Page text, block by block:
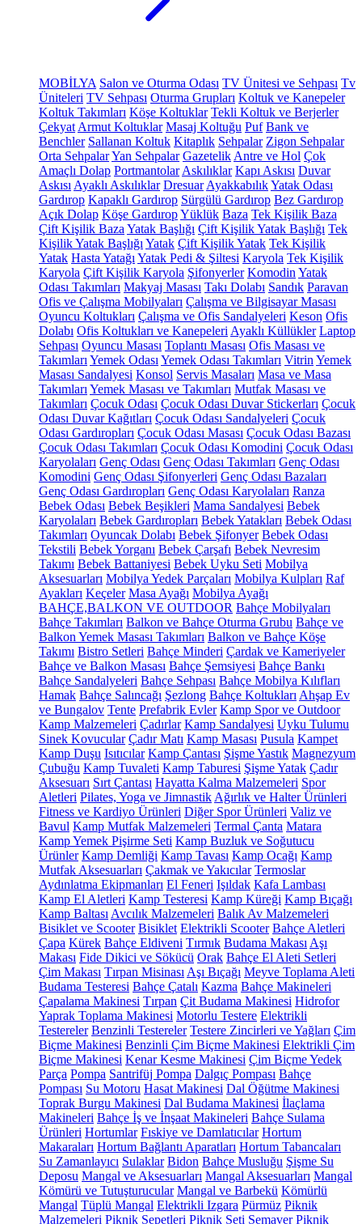
MOBİLYA Salon ve Oturma Odası TV Ünitesi ve Sehpası Tv
Üniteleri TV Sehpası Oturma Grupları Koltuk ve Kanepeler
Koltuk Takımları Köşe Koltuklar Tekli Koltuk ve Berjerler
Çekyat Armut Koltuklar Masaj Koltuğu Puf Bank ve
Benchler Sallanan Koltuk Kitaplık Sehpalar Zigon Sehpalar
Orta SehpalarYan Sehpalar Gazetelik Antre ve Hol Çok
Amaçlı Dolap Portmantolar Askılıklar Kapı Askısı Duvar
Askısı Ayaklı Askılıklar Dresuar AyakkabılıkYatak Odası
Gardırop Kapaklı Gardırop Sürgülü Gardırop Bez Gardırop
Açık Dolap Köşe GardıropYüklük Baza Tek Kişilik Baza
Çift Kişilik Baza Yatak Başlığı Çift Kişilik Yatak Başlığı Tek
Kişilik Yatak Başlığı Yatak Çift Kişilik Yatak Tek Kişilik
Yatak Hasta Yatağı Yatak Pedi & Şiltesi Karyola Tek Kişilik
Karyola Çift Kişilik Karyola Şifonyerler Komodin Yatak
Odası Takımları Makyaj Masası Takı Dolabı Sandık Paravan
Ofis ve Çalışma Mobilyaları Çalışma ve Bilgisayar Masası
Oyuncu Koltukları Çalışma ve Ofis Sandalyeleri Keson Ofis
Dolabı Ofis Koltukları ve Kanepeleri Ayaklı Küllükler Laptop
Sehpası Oyuncu Masası Toplantı Masası Ofis Masası ve
Takımları Yemek Odası Yemek Odası Takımları Vitrin Yemek
Masası Sandalyesi Konsol Servis Masaları Masa ve Masa
Takımları Yemek Masası ve Takımları Mutfak Masası ve
Takımları Çocuk Odası Çocuk Odası Duvar Stickerları Çocuk
Odası Duvar Kağıtları Çocuk Odası Sandalyeleri Çocuk
Odası Gardıropları Çocuk Odası Masası Çocuk Odası Bazası
Çocuk Odası Takımları Çocuk Odası Komodini Çocuk Odası
Karyolaları Genç Odası Genç Odası Takımları Genç Odası
Komodini Genç Odası Şifonyerleri Genç Odası Bazaları
Genç Odası Gardıropları Genç Odası Karyolaları Ranza
Bebek Odası Bebek Beşikleri Mama Sandalyesi Bebek
Karyolaları Bebek Gardıropları Bebek Yatakları Bebek Odası
Takımları Oyuncak Dolabı Bebek Şifonyer Bebek Odası
Tekstili Bebek Yorganı Bebek Çarşafı Bebek Nevresim
Takımı Bebek Battaniyesi Bebek Uyku Seti Mobilya
Aksesuarları Mobilya Yedek Parçaları Mobilya Kulpları Raf
Ayakları Keçeler Masa Ayağı Mobilya Ayağı
BAHÇE,BALKON VE OUTDOOR Bahçe Mobilyaları
Bahçe Takımları Balkon ve Bahçe Oturma Grubu Bahçe ve
Balkon Yemek Masası Takımları Balkon ve Bahçe Köşe
Takımı Bistro Setleri Bahçe Minderi Çardak ve Kameriyeler
Bahçe ve Balkon Masası Bahçe Şemsiyesi Bahçe Bankı
Bahçe Sandalyeleri Bahçe Sehpası Bahçe Mobilya Kılıfları
Hamak Bahçe Salıncağı Şezlong Bahçe Koltukları Ahşap Ev
ve Bungalov Tente Prefabrik Evler Kamp Spor ve Outdoor
Kamp Malzemeleri Çadırlar Kamp Sandalyesi Uyku Tulumu
Sinek Kovucular Çadır Matı Kamp Masası Pusula Kampet
Kamp Duşu Isıtıcılar Kamp Çantası Şişme Yastık Magnezyum
Çubuğu Kamp Tuvaleti Kamp Taburesi Şişme Yatak Çadır
Aksesuarı Sırt Çantası Hayatta Kalma Malzemeleri Spor
Aletleri Pilates, Yoga ve Jimnastik Ağırlık ve Halter Ürünleri
Fitness ve Kardiyo Ürünleri Diğer Spor Ürünleri Valiz ve
Bavul Kamp Mutfak Malzemeleri Termal Çanta Matara
Kamp Yemek Pişirme Seti Kamp Buzluk ve Soğutucu
Ürünler Kamp Demliği Kamp Tavası Kamp Ocağı Kamp
Mutfak Aksesuarları Çakmak ve Yakıcılar Termoslar
Aydınlatma Ekipmanları El Feneri Işıldak Kafa Lambası
Kamp El Aletleri Kamp Testeresi Kamp Küreği Kamp Bıçağı
Kamp Baltası Avcılık Malzemeleri Balık Av Malzemeleri
Bisiklet ve Scooter Bisiklet Elektrikli Scooter Bahçe Aletleri
Çapa Kürek Bahçe Eldiveni Tırmık Budama Makası Aşı
Makası Fide Dikici ve Sökücü Orak Bahçe El Aleti Setleri
Çim Makası Tırpan Misinası Aşı Bıçağı Meyve Toplama Aleti
Budama Testeresi Bahçe Çatalı Kazma Bahçe Makineleri
Çapalama Makinesi Tırpan Çit Budama Makinesi Hidrofor
Yaprak Toplama Makinesi Motorlu Testere Elektrikli
Testereler Benzinli Testereler Testere Zincirleri ve Yağları Çim
Biçme Makinesi Benzinli Çim Biçme Makinesi Elektrikli Çim
Biçme Makinesi Kenar Kesme Makinesi Çim Biçme Yedek
Parça Pompa Santrifüj Pompa Dalgıç Pompası Bahçe
Pompası Su Motoru Hasat Makinesi Dal Öğütme Makinesi
Toprak Burgu Makinesi Dal Budama Makinesi İlaçlama
Makineleri Bahçe İş ve İnşaat Makineleri Bahçe Sulama
Ürünleri Hortumlar Fıskiye ve Damlatıcılar Hortum
Makaraları Hortum Bağlantı Aparatları Hortum Tabancaları
Su Zamanlayıcı Sulaklar Bidon Bahçe Musluğu Şişme Su
Deposu Mangal ve Aksesuarları Mangal Aksesuarları Mangal
Kömürü ve Tutuşturucular Mangal ve Barbekü Kömürlü
Mangal Tüplü Mangal Elektrikli Izgara Pürmüz Piknik
Malzemeleri Piknik Sepetleri Piknik Seti Semaver Piknik